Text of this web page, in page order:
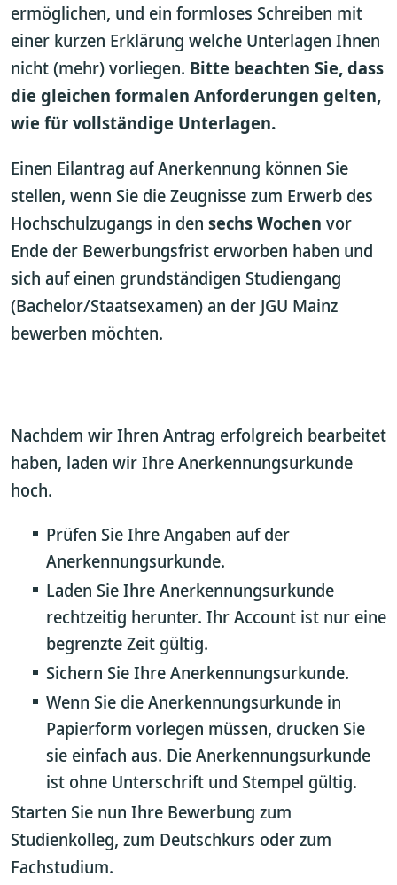
ermöglichen, und ein formloses Schreiben mit
einer kurzen Erklärung welche Unterlagen Ihnen
nicht (mehr) vorliegen. Bitte beachten Sie, dass
die gleichen formalen Anforderungen gelten,
wie für vollständige Unterlagen.
Einen Eilantrag auf Anerkennung können Sie
stellen, wenn Sie die Zeugnisse zum Erwerb des
Hochschulzugangs in den sechs Wochen vor
Ende der Bewerbungsfrist erworben haben und
sich auf einen grundständigen Studiengang
(Bachelor/Staatsexamen) an der JGU Mainz
bewerben möchten.
Nachdem wir Ihren Antrag erfolgreich bearbeitet
haben, laden wir Ihre Anerkennungsurkunde
hoch.
Prüfen Sie Ihre Angaben auf der
Anerkennungsurkunde.
Laden Sie Ihre Anerkennungsurkunde
rechtzeitig herunter. Ihr Account ist nur eine
begrenzte Zeit gültig.
Sichern Sie Ihre Anerkennungsurkunde.
Wenn Sie die Anerkennungsurkunde in
Papierform vorlegen müssen, drucken Sie
sie einfach aus. Die Anerkennungsurkunde
ist ohne Unterschrift und Stempel gültig.
Starten Sie nun Ihre Bewerbung zum
Studienkolleg, zum Deutschkurs oder zum
Fachstudium.